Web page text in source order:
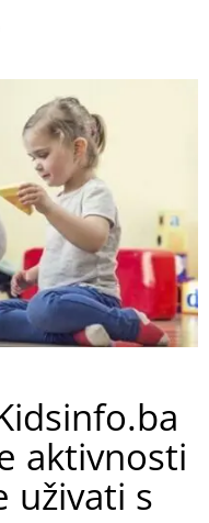
aktivnosti
uživati s